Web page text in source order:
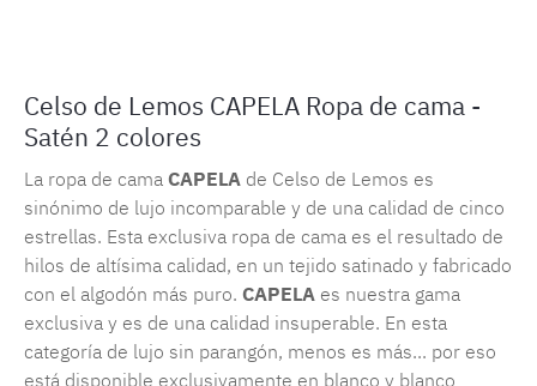
Celso de Lemos CAPELA Ropa de cama -
Satén 2 colores
La ropa de cama CAPELA de Celso de Lemos es
sinónimo de lujo incomparable y de una calidad de cinco
estrellas. Esta exclusiva ropa de cama es el resultado de
hilos de altísima calidad, en un tejido satinado y fabricado
con el algodón más puro. CAPELA es nuestra gama
exclusiva y es de una calidad insuperable. En esta
categoría de lujo sin parangón, menos es más... por eso
está disponible exclusivamente en blanco y blanco